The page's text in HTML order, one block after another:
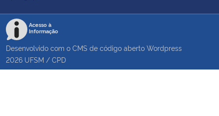
Acesso à
Informação
Desenvolvido com o CMS de código aberto Wordpress
2026 UFSM / CPD